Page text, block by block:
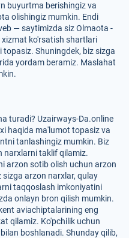
buyurtma berishingiz va
olishingiz mumkin. Endi
— saytimizda siz Olmaota -
ko'rsatish shartlari
Shuningdek, biz sizga
yordam beramiz. Maslahat
turadi? Uzairways-Da.online
haqida ma'lumot topasiz va
tanlashingiz mumkin. Biz
narxlarni taklif qilamiz.
arzon sotib olish uchun arzon
arzon narxlar, qulay
taqqoslash imkoniyatini
onlayn bron qilish mumkin.
aviachiptalarining eng
qilamiz. Ko'pchilik uchun
boshlanadi. Shunday qilib,